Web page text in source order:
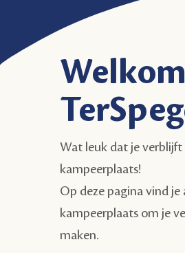
Wat leuk dat je verblijft
kampeerplaats!
Op deze pagina vind
kampeerplaats om je
maken.